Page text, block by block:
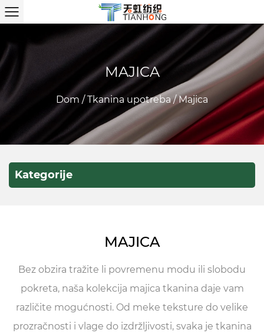
MAJICA
Dom /Tkanina upotreba/Majica
Kategorije
MAJICA
Bez obzira tražite li povremenu modu ili slobodu
pokreta, naša kolekcija majica tkanina daje vam
različite mogućnosti. Od meke teksture do velike
prozračnosti i vlage do izdržljivosti, svaka je tkanina